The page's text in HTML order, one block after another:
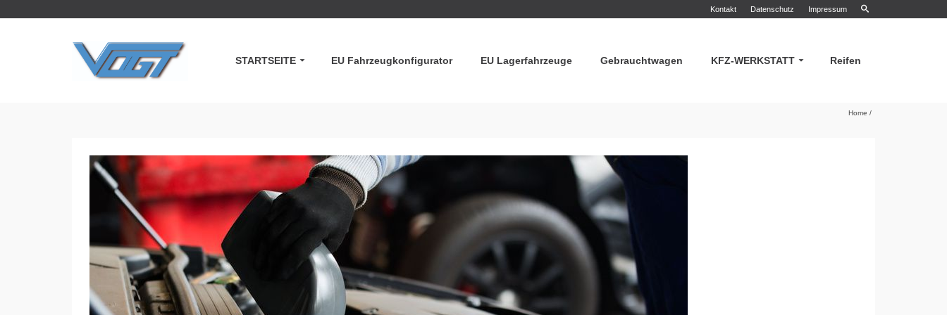
Kontakt Datenschutz Impressum
STARTSEITE EU Fahrzeugkonfigurator EU Lagerfahrzeuge Gebrauchtwagen KFZ-WERKSTATT Reifen
Home /